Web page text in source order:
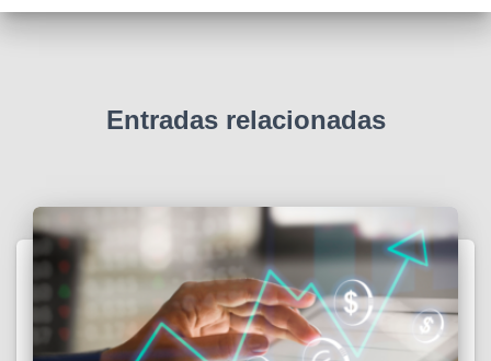
Entradas relacionadas